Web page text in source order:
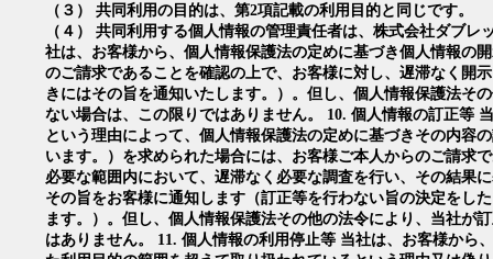
（３） 共同利用の目的は、第2項記載の利用目的と同じです。
（４） 共同利用する個人情報の管理責任者は、株式会社ダブ
社は、お客様から、個人情報保護法の定めに基づき個人情報の
のご請求であることを確認の上で、お客様に対し、遅滞なく開
きにはその旨を通知いたします。）。但し、個人情報保護法そ
ない場合は、この限りではありません。 10. 個人情報の訂正等
という理由によって、個人情報保護法の定めに基づきその内容
います。）を求められた場合には、お客様ご本人からのご請求
必要な範囲内において、遅滞なく必要な調査を行い、その結果
その旨をお客様に通知します（訂正等を行わない旨の決定をし
ます。）。但し、個人情報保護法その他の法令により、当社が
はありません。 11. 個人情報の利用停止等 当社は、お客様から